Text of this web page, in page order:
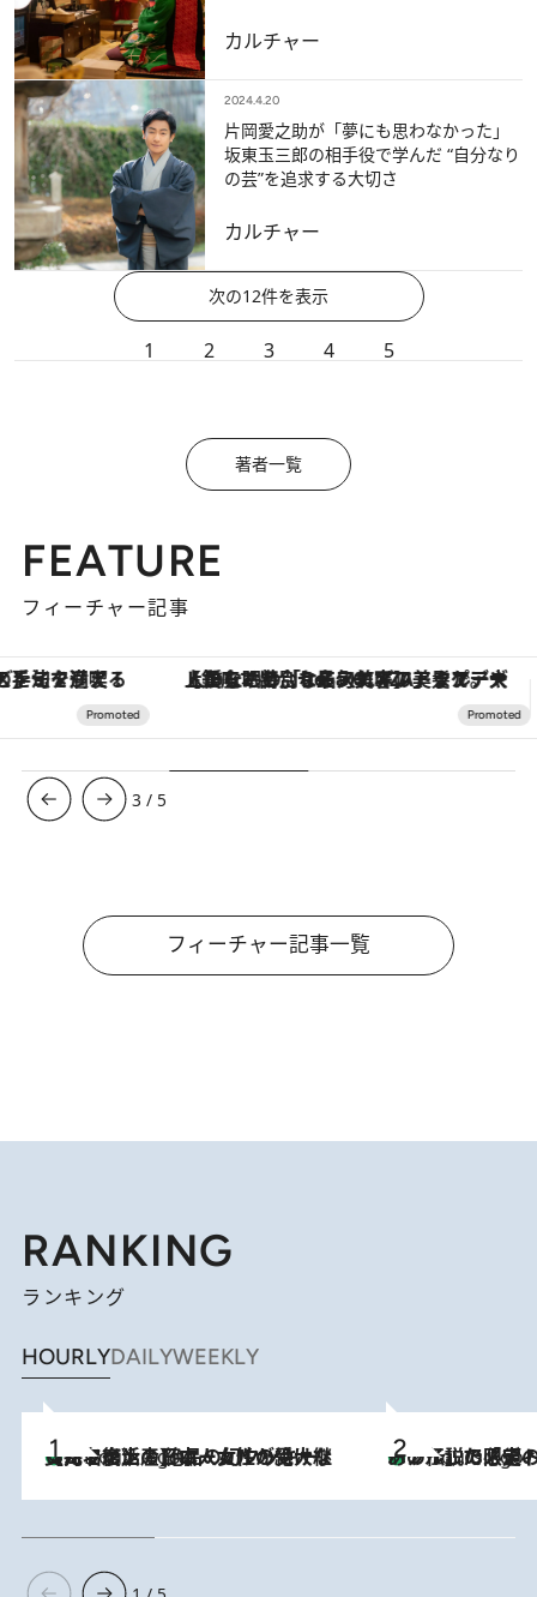
カルチャー
2024.4.20
片岡愛之助が「夢にも思わなかった」
坂東玉三郎の相手役で学んだ “自分なり
の芸”を追求する大切さ
カルチャー
次の12件を表示
1 2 3 4 5
著者一覧
FEATURE
フィーチャー記事
【銀座で出合う最旬美容】美髪ケアや上質な眠り…セルフケアのアップデートから、特別な名入れギフトまで。大人のための「ReFa GINZA」クルーズ
3 / 5
フィーチャー記事一覧
RANKING
ランキング
HOURLYDAILYWEEKLY
2 Hours Ago
【ハワイ土産】ローカルの絶大な支持で復活！ 絶品の幻クッキー《元ファンの日本人女性が受け継いだ名店》 2 Hours Ago
あの伝説の限定トートも！ リニューアルした「ディーン